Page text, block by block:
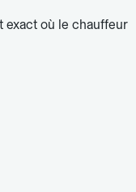
exact où le chauffeur